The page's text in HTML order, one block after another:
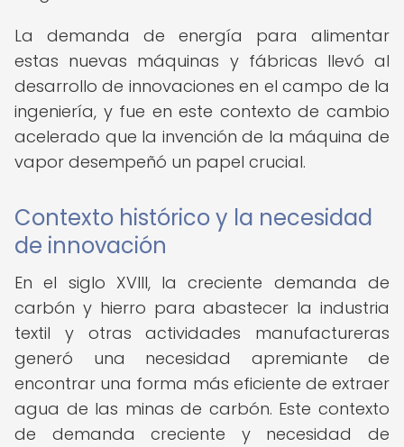
La demanda de energía para alimentar
estas nuevas máquinas y fábricas llevó al
desarrollo de innovaciones en el campo de la
ingeniería, y fue en este contexto de cambio
acelerado que la invención de la máquina de
vapor desempeñó un papel crucial.
Contexto histórico y la necesidad
de innovación
En el siglo XVIII, la creciente demanda de
carbón y hierro para abastecer la industria
textil y otras actividades manufactureras
generó una necesidad apremiante de
encontrar una forma más eficiente de extraer
agua de las minas de carbón. Este contexto
de demanda creciente y necesidad de